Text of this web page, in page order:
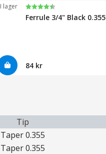
I lager Betyg:
4.7 utav 5 stjärnor
Ferrule 3/4" Black
84 kr
Tip
Taper 0.355
Taper 0.355